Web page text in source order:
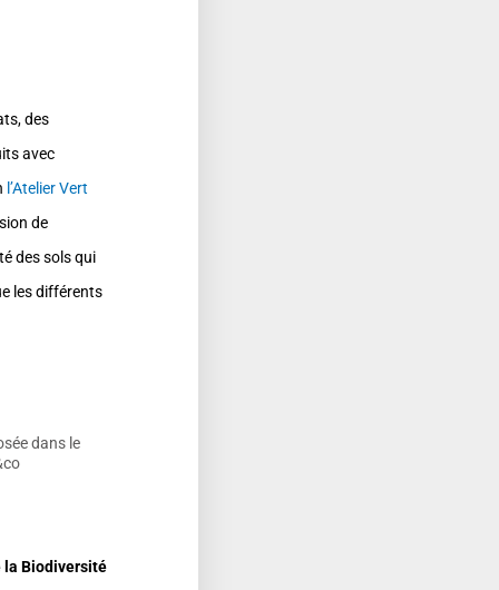
des
avec
l’Atelier Vert
de
des sols qui
les différents
dans le
la Biodiversité